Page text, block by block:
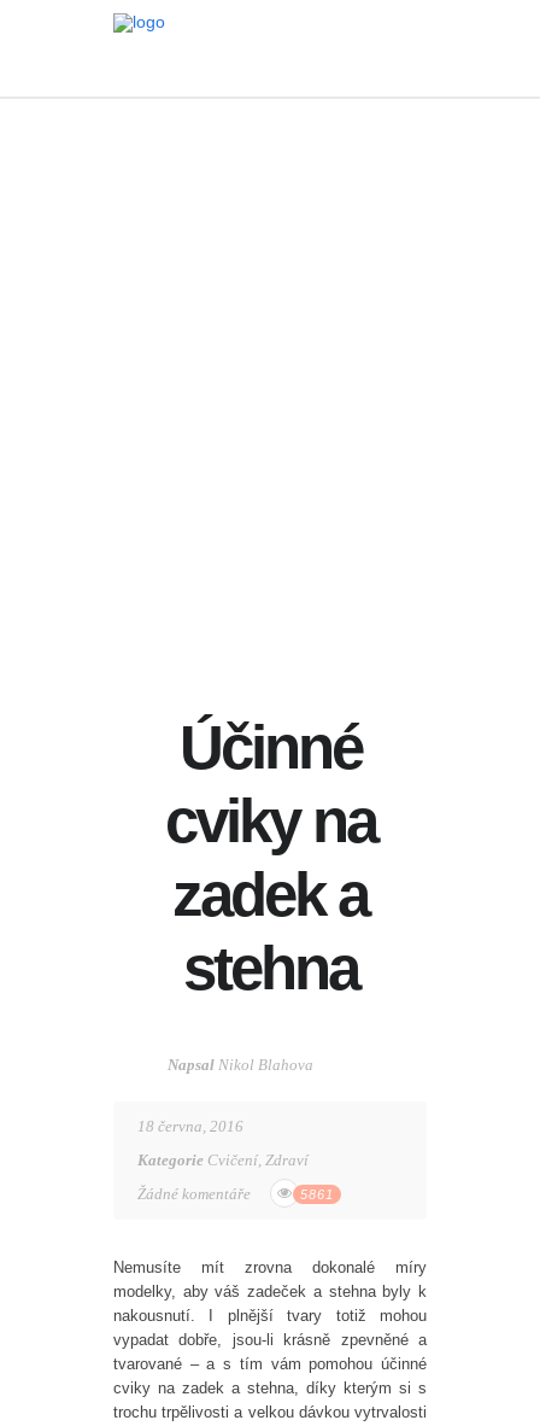
Účinné
cviky na
zadek a
stehna
Napsal Nikol Blahova
18 června, 2016
Kategorie Cvičení, Zdraví
Žádné komentáře
5861
Nemusíte mít zrovna dokonalé míry
modelky, aby váš zadeček a stehna byly k
nakousnutí. I plnější tvary totiž mohou
vypadat dobře, jsou-li krásně zpevněné a
tvarované – a s tím vám pomohou účinné
cviky na zadek a stehna, díky kterým si s
trochu trpělivosti a velkou dávkou vytrvalosti